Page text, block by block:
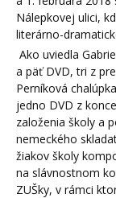
Nálepkovej ulici,
literárno-
Ako uviedla
a päť DVD, tri z
Perníková
jedno DVD z
založenia školy a
nemeckého
žiakov školy
na slávnostnom
ZUŠky, v rámci